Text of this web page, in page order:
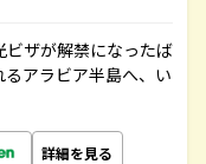
ザが解禁になったば
アラビア半島へ、い
詳細を見る